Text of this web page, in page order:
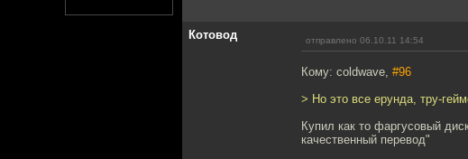
Котовод отправлено 06.10.11 14:54
Кому: coldwave, #96
> Но это все ерунда, тру-
Купил как то фаргусовый
качественный перевод"